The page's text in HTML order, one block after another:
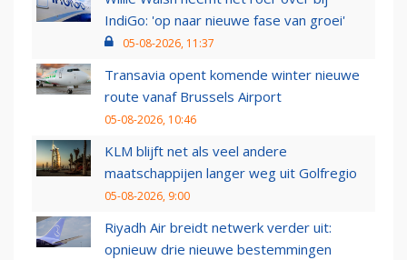
IndiGo: 'op naar nieuwe fase van groei'
05-08-2026, 11:37
Transavia opent komende winter nieuwe
route vanaf Brussels Airport
05-08-2026, 10:46
KLM blijft net als veel andere
maatschappijen langer weg uit Golfregio
05-08-2026, 9:00
Riyadh Air breidt netwerk verder uit:
opnieuw drie nieuwe bestemmingen